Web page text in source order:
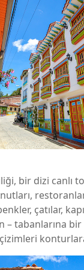
bir dizi canlı
çatılar,
– tabanlarına